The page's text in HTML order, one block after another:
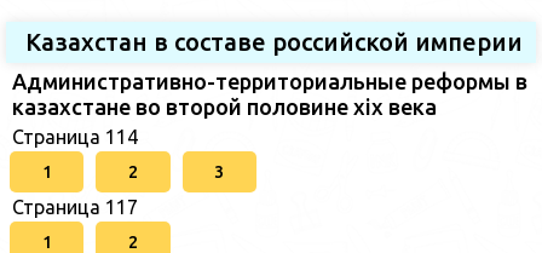
Казахстан в составе российской империи
Административно-территориальные реформы в
казахстане во второй половине xix века
Страница 114
1 2 3
Страница 117
1 2